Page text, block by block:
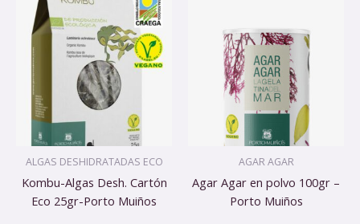
ALGAS DESHIDRATADAS ECO
Kombu-Algas Desh. Cartón
Eco 25gr-Porto Muiños
AGAR AGAR
Agar Agar en polvo 100gr –
Porto Muiños